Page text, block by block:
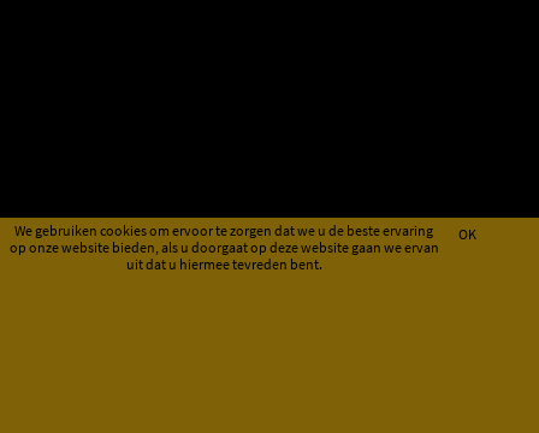
We gebruiken cookies om ervoor te zorgen dat we u de beste ervaring
op onze website bieden, als u doorgaat op deze website gaan we ervan
uit dat u hiermee tevreden bent.
OK